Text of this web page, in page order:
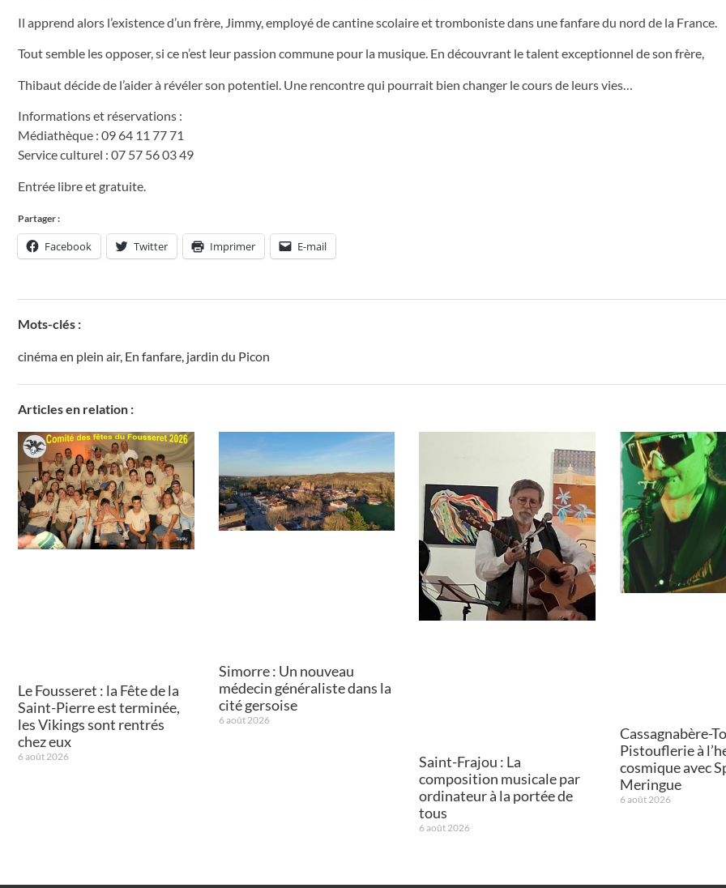
Il apprend alors l’existence d’un frère, Jimmy, employé de cantine scolaire et tromboniste dans une fanfare du nord de la France.
Tout semble les opposer, si ce n’est leur passion commune pour la musique. En découvrant le talent exceptionnel de son frère,
Thibaut décide de l’aider à révéler son potentiel. Une rencontre qui pourrait bien changer le cours de leurs vies…
Informations et réservations :
Médiathèque : 09 64 11 77 71
Service culturel : 07 57 56 03 49
Entrée libre et gratuite.
Partager :
Facebook Twitter Imprimer E-mail
Mots-clés :
cinéma en plein air, En fanfare, jardin du Picon
Articles en relation :
Le Fousseret : la Fête de la
Saint-Pierre est terminée,
les Vikings sont rentrés
chez eux
6 août 2026
Simorre : Un nouveau
médecin généraliste dans la
cité gersoise
6 août 2026
Saint-Frajou : La
composition musicale par
ordinateur à la portée de
tous
6 août 2026
Cassagnabère-
Pistouflerie à
cosmique avec
Meringue
6 août 2026